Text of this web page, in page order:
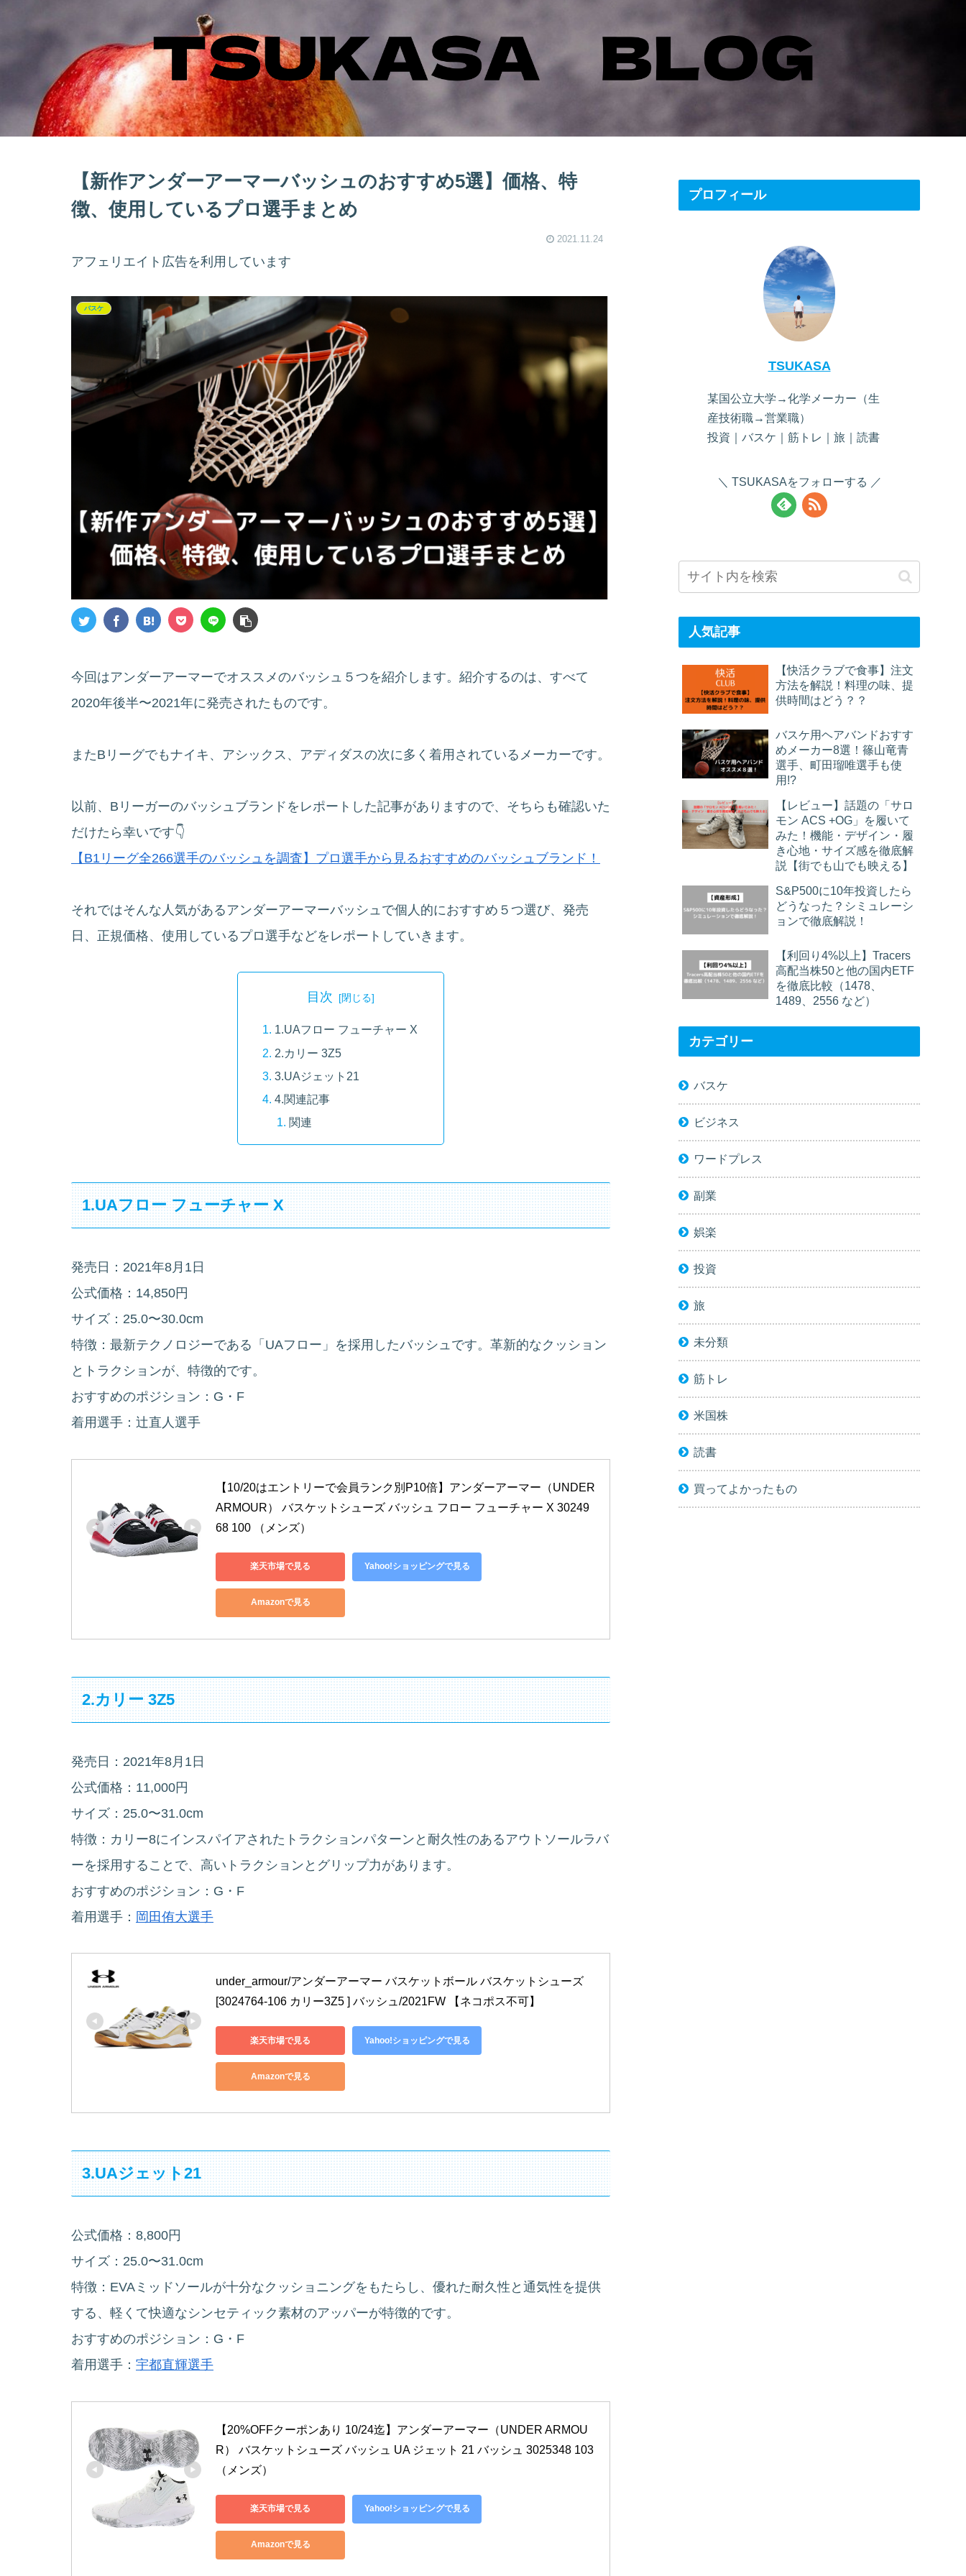
【新作アンダーアーマーバッシュのおすすめ5選】価格、特
徴、使用しているプロ選手まとめ
2021.11.24
アフェリエイト広告を利用しています
バスケ
今回はアンダーアーマーでオススメのバッシュ５つを紹介します。紹介するのは、すべて
2020年後半〜2021年に発売されたものです。
またBリーグでもナイキ、アシックス、アディダスの次に多く着用されているメーカーです。
以前、Bリーガーのバッシュブランドをレポートした記事がありますので、そちらも確認いた
だけたら幸いです👇
【B1リーグ全266選手のバッシュを調査】プロ選手から見るおすすめのバッシュブランド！
それではそんな人気があるアンダーアーマーバッシュで個人的におすすめ５つ選び、発売
日、正規価格、使用しているプロ選手などをレポートしていきます。
目次
1.UAフロー フューチャー X
2.カリー 3Z5
3.UAジェット21
4.関連記事
関連
1.UAフロー フューチャー X
発売日：2021年8月1日
公式価格：14,850円
サイズ：25.0〜30.0cm
特徴：最新テクノロジーである「UAフロー」を採用したバッシュです。革新的なクッション
とトラクションが、特徴的です。
おすすめのポジション：G・F
着用選手：辻直人選手
【10/20はエントリーで会員ランク別P10倍】アンダーアーマー（UNDER
ARMOUR） バスケットシューズ バッシュ フロー フューチャー X 30249
68 100 （メンズ）
楽天市場で見る Yahoo!ショッピングで見る
Amazonで見る
2.カリー 3Z5
発売日：2021年8月1日
公式価格：11,000円
サイズ：25.0〜31.0cm
特徴：カリー8にインスパイアされたトラクションパターンと耐久性のあるアウトソールラバ
ーを採用することで、高いトラクションとグリップ力があります。
おすすめのポジション：G・F
着用選手： 岡田侑大選手
under_armour/アンダーアーマー バスケットボール バスケットシューズ
[3024764-106 カリー3Z5 ] バッシュ/2021FW 【ネコポス不可】
楽天市場で見る Yahoo!ショッピングで見る
Amazonで見る
3.UAジェット21
公式価格：8,800円
サイズ：25.0〜31.0cm
特徴：EVAミッドソールが十分なクッショニングをもたらし、優れた耐久性と通気性を提供
する、軽くて快適なシンセティック素材のアッパーが特徴的です。
おすすめのポジション： G ・ F
着用選手： 宇都直輝選手
【20%OFFクーポンあり 10/24迄】アンダーアーマー（UNDER ARMOU
R） バスケットシューズ バッシュ UA ジェット 21 バッシュ 3025348 103
（メンズ）
楽天市場で見る Yahoo!ショッピングで見る
Amazonで見る
プロフィール
TSUKASA
某国公立大学→化学メーカー（生
産技術職→営業職）
投資｜バスケ｜筋トレ｜旅｜読書
TSUKASAをフォローする
人気記事
【快活クラブで食事】注文
方法を解説！料理の味、提
供時間はどう？？
バスケ用ヘアバンドおすす
めメーカー8選！篠山竜青
選手、町田瑠唯選手も使
用!?
【レビュー】話題の「サロ
モン ACS +OG」を履いて
みた！機能・デザイン・履
き心地・サイズ感を徹底解
説【街でも山でも映える】
S&P500に10年投資したら
どうなった？シミュレーシ
ョンで徹底解説！
【利回り4%以上】Tracers
高配当株50と他の国内ETF
を徹底比較（1478、
1489、2556 など）
カテゴリー
バスケ
ビジネス
ワードプレス
副業
娯楽
投資
旅
未分類
筋トレ
米国株
読書
買ってよかったもの